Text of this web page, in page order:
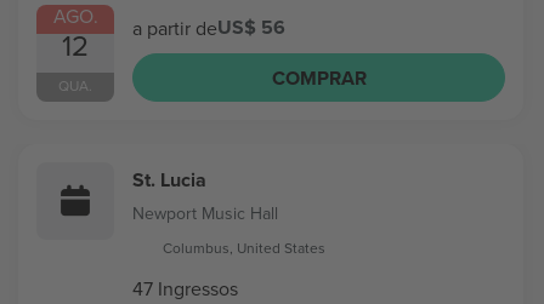
AGO.
12
QUA.
a partir deUS$ 56
COMPRAR
St. Lucia
Newport Music Hall
Columbus, United States
47 Ingressos